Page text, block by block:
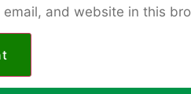
email, and website in this